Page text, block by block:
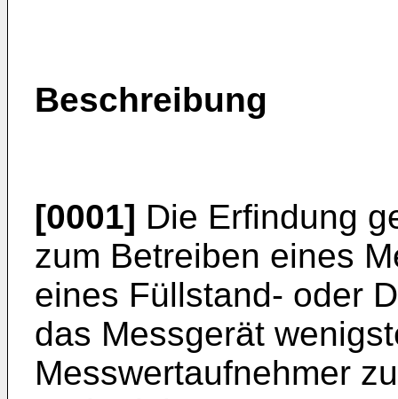
Beschreibung
[0001] Die Erfindung
zum Betreiben eines
eines Füllstand- oder
das Messgerät
Messwertaufnehmer